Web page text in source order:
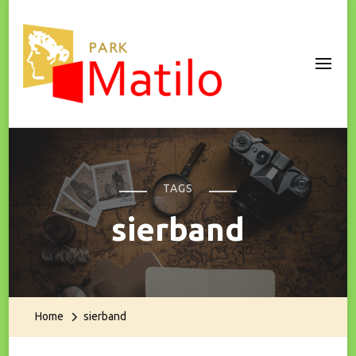
Park Matilo
TAGS
sierband
Home sierband